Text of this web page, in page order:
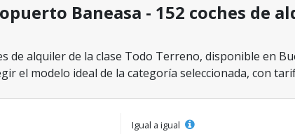
Baneasa - 152 coches de
de alquiler de la clase Todo Terreno, disponible en
el modelo ideal de la categoría seleccionada, con
Igual a igual